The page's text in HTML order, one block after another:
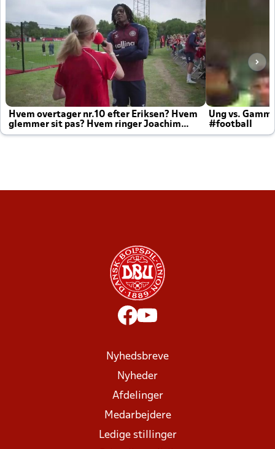
Hvem overtager nr.10 efter Eriksen? Hvem
glemmer sit pas? Hvem ringer Joachim
altid til efter kampe?
Ung vs.
#football
Nyhedsbreve
Nyheder
Afdelinger
Medarbejdere
Ledige stillinger